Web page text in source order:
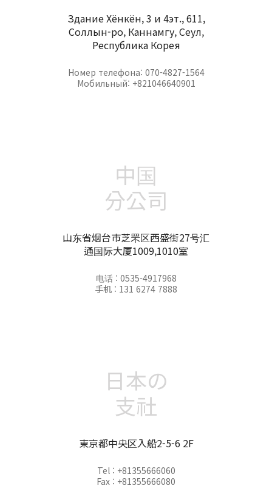
Здание Хёнкён, 3 и 4эт., 611,
Соллын-ро, Каннамгу, Сеул,
Республика Корея
Номер телефона: 070-4827-1564
Мобильный: +821046640901
中国
分公司
山东省烟台市芝罘区西盛街27号汇
通国际大厦1009,1010室
电话 : 0535-4917968
手机 : 131 6274 7888
日本の
支社
東京都中央区入船2-5-6 2F
Tel : +81355666060
Fax : +81355666080